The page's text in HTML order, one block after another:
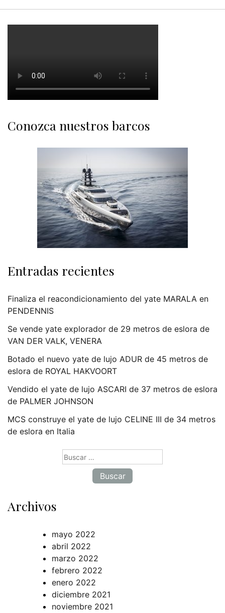
Conozca nuestros barcos
Entradas recientes
Finaliza el reacondicionamiento del yate MARALA en
PENDENNIS
Se vende yate explorador de 29 metros de eslora de
VAN DER VALK, VENERA
Botado el nuevo yate de lujo ADUR de 45 metros de
eslora de ROYAL HAKVOORT
Vendido el yate de lujo ASCARI de 37 metros de eslora
de PALMER JOHNSON
MCS construye el yate de lujo CELINE III de 34 metros
de eslora en Italia
Archivos
mayo 2022
abril 2022
marzo 2022
febrero 2022
enero 2022
diciembre 2021
noviembre 2021